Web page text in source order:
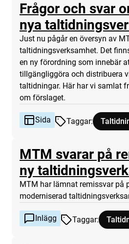
Frågor och svar
nya
Just nu pågår en översyn av
taltidningsverksamhet. Det
en ny förordning som innebär
tillgängliggöra och distribuera
taltidningar. Här har vi samlat
om förslaget.
Sida Taggar: Tagg
tillhör
Frågor
MTM svarar på
ny
MTM har lämnat remissvar på
moderniserad
Inlägg Taggar: Tagg
tillhör
MTM